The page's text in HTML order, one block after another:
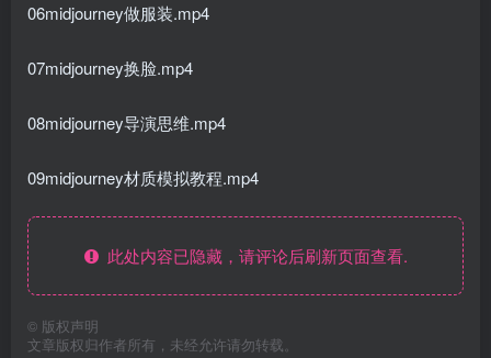
06midjourney做服装.mp4
07midjourney换脸.mp4
08midjourney导演思维.mp4
09midjourney材质模拟教程.mp4
此处内容已隐藏，请评论后刷新页面查看.
© 版权声明
文章版权归作者所有，未经允许请勿转载。